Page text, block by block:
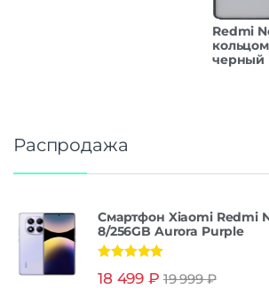
Redmi
черный
Распродажа
Смартфон Xiaomi Redmi
8/256GB Aurora Purple
из 5
18 499 ₽ 19 999₽